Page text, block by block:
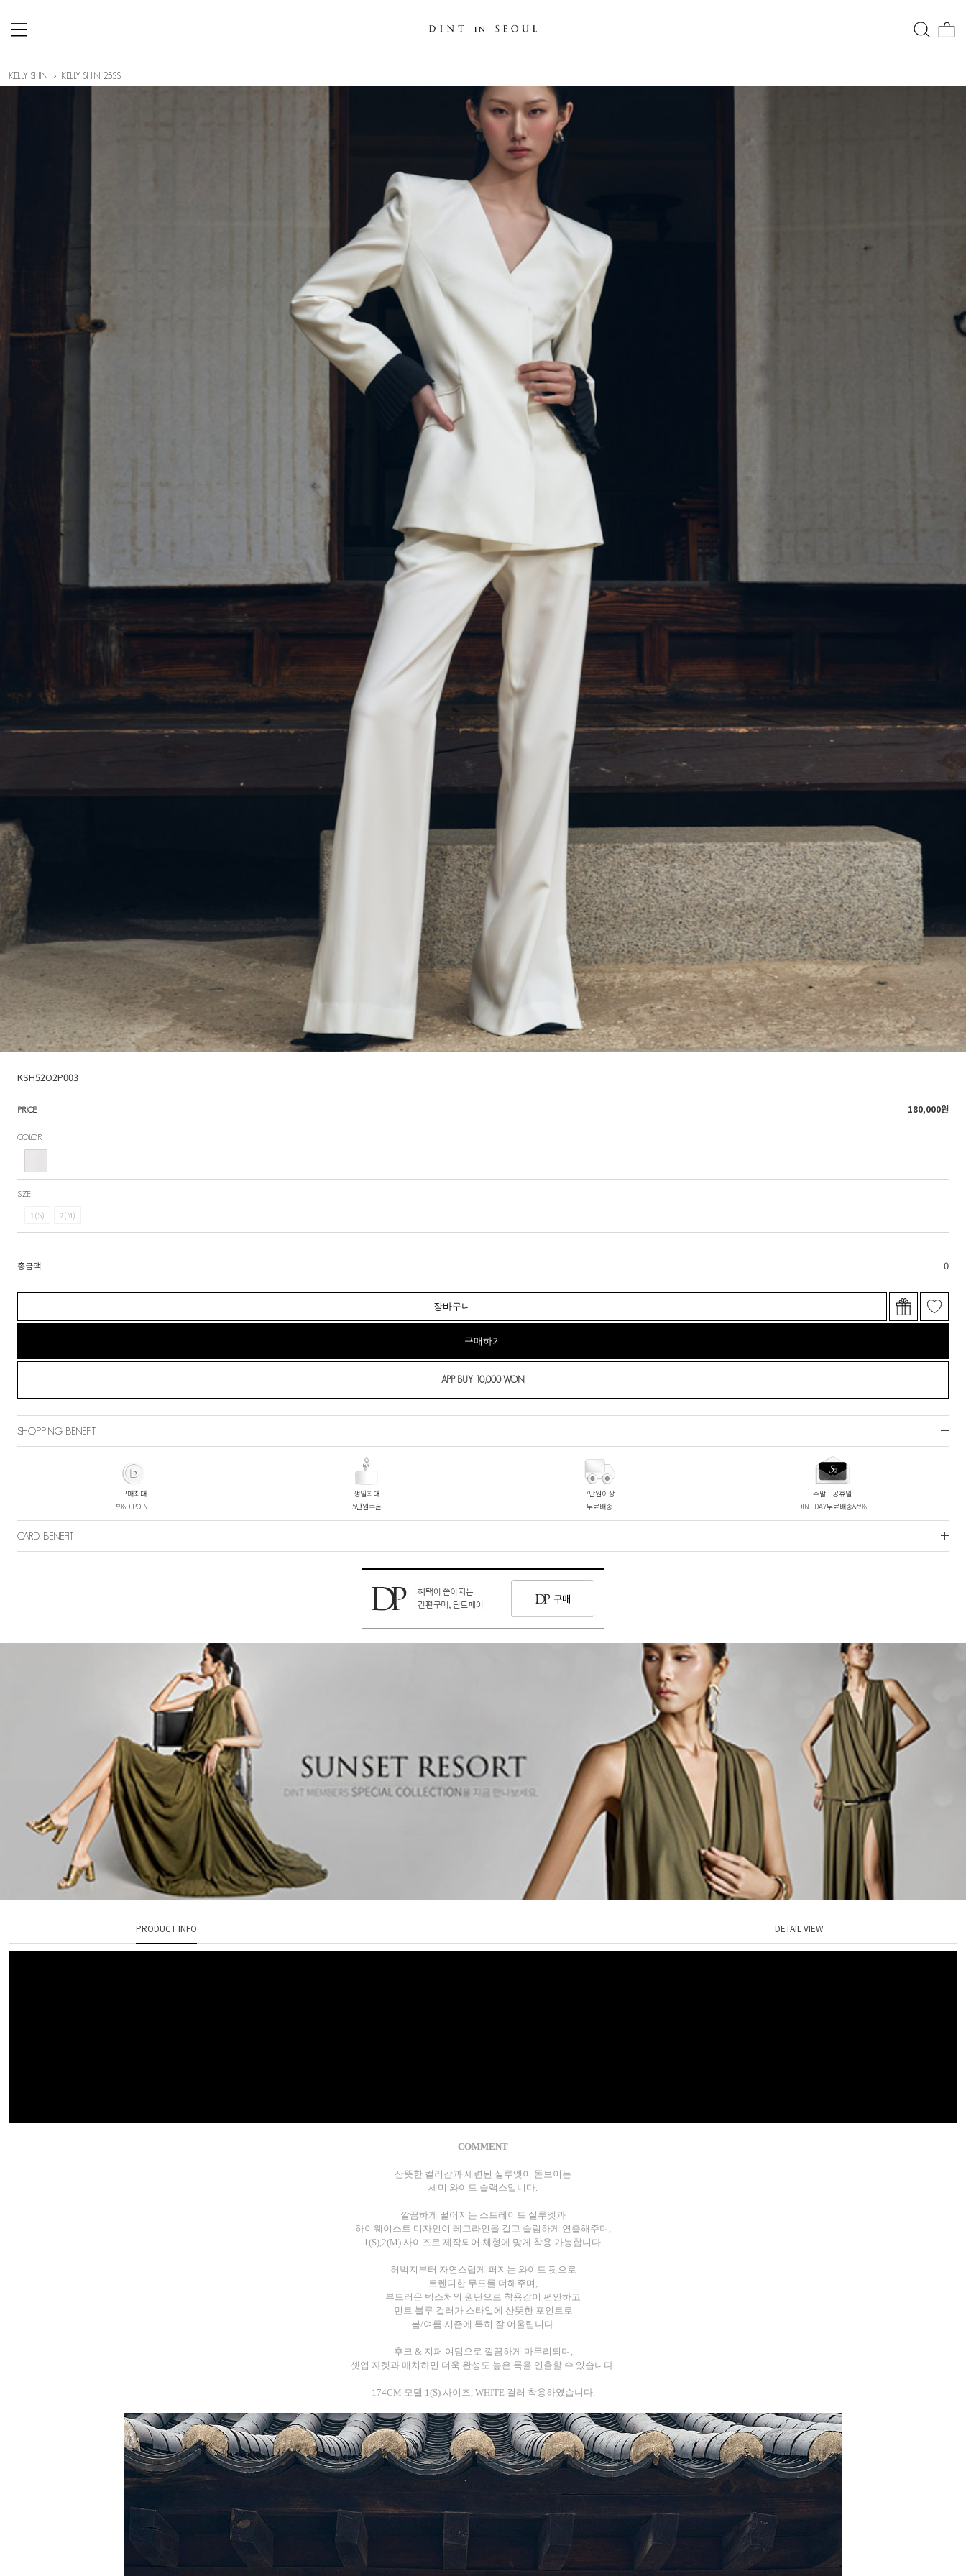
KELLY SHIN KELLY SHIN 25SS
KSH52O2P003
PRICE 180,000원
COLOR
SIZE
1(S) 2(M)
총금액 0
장바구니
구매하기
SHOPPING BENEFIT
구매최대
5%D.POINT
생일최대
5만원쿠폰
7만원이상
무료배송
주말ㆍ공휴일
DINT DAY무료배송&5%
CARD BENEFIT
PRODUCT INFO DETAIL VIEW
COMMENT
산뜻한 컬러감과 세련된 실루엣이 돋보이는
세미 와이드 슬랙스입니다.
깔끔하게 떨어지는 스트레이트 실루엣과
하이웨이스트 디자인이 레그라인을 길고 슬림하게 연출해주며,
1(S),2(M) 사이즈로 제작되어 체형에 맞게 착용 가능합니다.
허벅지부터 자연스럽게 퍼지는 와이드 핏으로
트렌디한 무드를 더해주며,
부드러운 텍스처의 원단으로 착용감이 편안하고
민트 블루 컬러가 스타일에 산뜻한 포인트로
봄/여름 시즌에 특히 잘 어울립니다.
후크 & 지퍼 여밈으로 깔끔하게 마무리되며,
셋업 자켓과 매치하면 더욱 완성도 높은 룩을 연출할 수 있습니다.
174CM 모델 1(S) 사이즈, WHITE 컬러 착용하였습니다.